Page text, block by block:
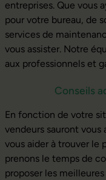
entreprises. Que vous
pour votre bureau, de
services de
vous assister. Notre
aux professionnels et
Conseils
En fonction de votre
vendeurs sauront vous
vous aider à trouver le
prenons le temps de
proposer les